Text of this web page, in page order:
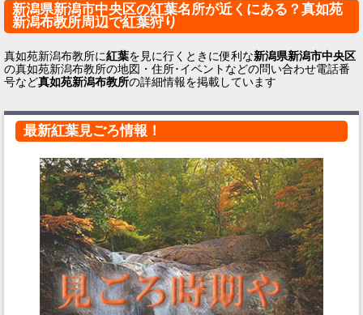
新潟県新潟市中央区の紅葉名所が近くにある？真如苑
新潟布教所周辺で紅葉狩り
真如苑新潟布教所に紅葉を見に行くときに便利な新潟県新潟市中央区
の真如苑新潟布教所の地図・住所･イベントなどの問い合わせ電話番
号など真如苑新潟布教所の詳細情報を掲載しています
最新紅葉見ごろ情報！